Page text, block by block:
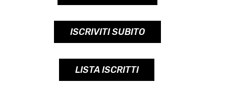
ISCRIVITI SUBITO
LISTA ISCRITTI